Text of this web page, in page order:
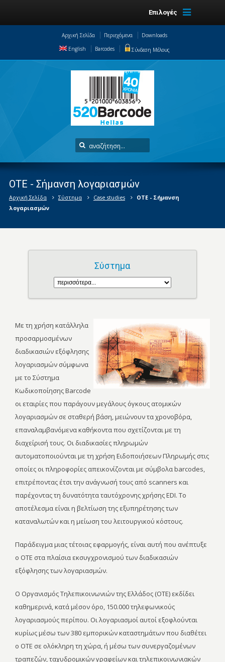
Επιλογές
Αρχική Σελίδα Περιεχόμενα
Downloads
English
Barcodes Σύνδεση Μέλους
OTE - Σήμανση λογαριασμών
Αρχική Σελίδα Σύστημα Case studies
OTE - Σήμανση
λογαριασμών
Σύστημα
Με τη χρήση κατάλληλα
προσαρμοσμένων
διαδικασιών εξόφλησης
λογαριασμών σύμφωνα
με το Σύστημα
Κωδικοποίησης Barcode
οι εταιρίες που παράγουν μεγάλους όγκους ατομικών
λογαριασμών σε σταθερή βάση, μειώνουν τα χρονοβόρα,
επαναλαμβανόμενα καθήκοντα που σχετίζονται με τη
διαχείρισή τους. Οι διαδικασίες πληρωμών
αυτοματοποιούνται με τη χρήση Ειδοποιήσεων Πληρωμής στις
οποίες οι πληροφορίες απεικονίζονται με σύμβολα barcodes,
επιτρέποντας έτσι την ανάγνωσή τους από scanners και
παρέχοντας τη δυνατότητα ταυτόχρονης χρήσης EDI. Το
αποτέλεσμα είναι η βελτίωση της εξυπηρέτησης των
καταναλωτών και η μείωση του λειτουργικού κόστους.
Παράδειγμα μιας τέτοιας εφαρμογής, είναι αυτή που ανέπτυξε
ο OTE στα πλαίσια εκσυγχρονισμού των διαδικασιών
εξόφλησης των λογαριασμών.
Ο Οργανισμός Τηλεπικοινωνιών της Ελλάδος (ΟΤΕ) εκδίδει
καθημερινά, κατά μέσον όρο, 150.000 τηλεφωνικούς
λογαριασμούς περίπου. Οι λογαριασμοί αυτοί εξοφλούνται
κυρίως μέσω των 380 εμπορικών καταστημάτων που διαθέτει
ο ΟΤΕ σε ολόκληρη τη χώρα, ή μέσω των συνεργαζομένων
τραπεζών, ταχυδρομικών γραφείων και τηλεπικοινωνιακών